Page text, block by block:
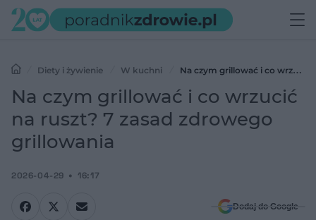
Diety i żywienie W kuchni
Na czym grillować i co wrzucić
na ruszt? 7 zasad zdrowego grillowania
Na czym grillować i co wrzucić
na ruszt? 7 zasad zdrowego
grillowania
2026-04-29 16:17
Dodaj do Google